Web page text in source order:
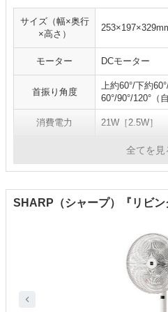
サイズ（幅×奥行
×高さ）
モーター DCモーター
首振り角度
上約60°/下約
60°/90°/120°（
消費電力 21W［2.5W］
10段階（リズム
全てを見
SHARP（シャープ）『リビン